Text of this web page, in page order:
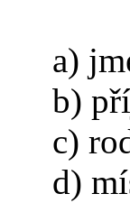
a)
b)
c)
d)